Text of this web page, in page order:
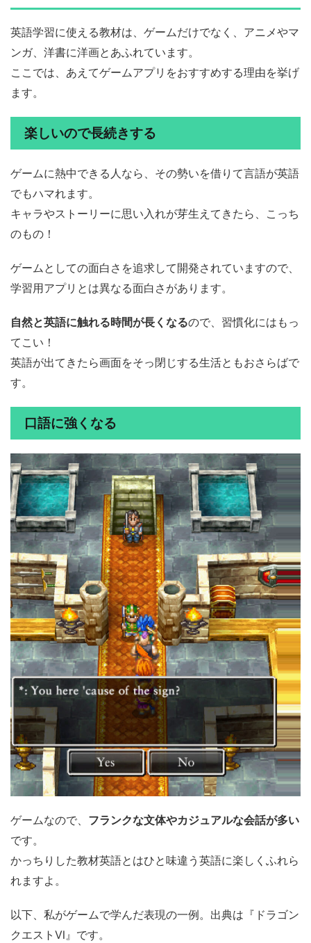
英語学習に使える教材は、ゲームだけでなく、アニメやマ
ンガ、洋書に洋画とあふれています。
ここでは、あえてゲームアプリをおすすめする理由を挙げ
ます。
楽しいので長続きする
ゲームに熱中できる人なら、その勢いを借りて言語が英語
でもハマれます。
キャラやストーリーに思い入れが芽生えてきたら、こっち
のもの！
ゲームとしての面白さを追求して開発されていますので、
学習用アプリとは異なる面白さがあります。
自然と英語に触れる時間が長くなるので、習慣化にはもっ
てこい！
英語が出てきたら画面をそっ閉じする生活ともおさらばで
す。
口語に強くなる
ゲームなので、 フランクな文体やカジュアルな会話が多い
です。
かっちりした教材英語とはひと味違う英語に楽しくふれら
れますよ。
以下、私がゲームで学んだ表現の一例。出典は『ドラゴン
クエストⅥ』です。